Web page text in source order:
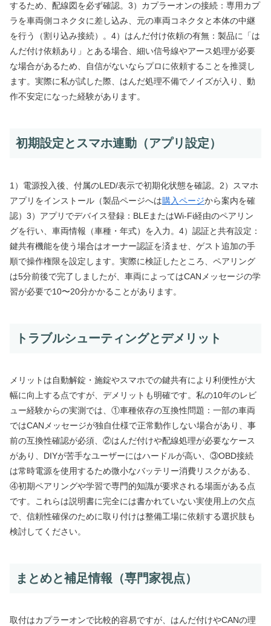
するため、配線図を必ず確認。3）カプラーオンの接続：専用カプ
ラを車両側コネクタに差し込み、元の車両コネクタと本体の中継
を行う（割り込み接続）。4）はんだ付け依頼の有無：製品に「は
んだ付け依頼あり」とある場合、細い信号線やアース処理が必要
な場合があるため、自信がないならプロに依頼することを推奨し
ます。実際に私が試した際、はんだ処理不備でノイズが入り、動
作不安定になった経験があります。
初期設定とスマホ連動（アプリ設定）
1）電源投入後、付属のLED/表示で初期化状態を確認。2）スマホ
アプリをインストール（製品ページへは購入ページから案内を確
認）3）アプリでデバイス登録：BLEまたはWi‑Fi経由のペアリン
グを行い、車両情報（車種・年式）を入力。4）認証と共有設定：
鍵共有機能を使う場合はオーナー認証を済ませ、ゲスト追加の手
順で操作権限を設定します。実際に検証したところ、ペアリング
は5分前後で完了しましたが、車両によってはCANメッセージの学
習が必要で10〜20分かかることがあります。
トラブルシューティングとデメリット
メリットは自動解錠・施錠やスマホでの鍵共有により利便性が大
幅に向上する点ですが、デメリットも明確です。私の10年のレビ
ュー経験からの実測では、①車種依存の互換性問題：一部の車両
ではCANメッセージが独自仕様で正常動作しない場合があり、事
前の互換性確認が必須、②はんだ付けや配線処理が必要なケース
があり、DIYが苦手なユーザーにはハードルが高い、③OBD接続
は常時電源を使用するため微小なバッテリー消費リスクがある、
④初期ペアリングや学習で専門的知識が要求される場面がある点
です。これらは説明書に完全には書かれていない実使用上の欠点
で、信頼性確保のために取り付けは整備工場に依頼する選択肢も
検討してください。
まとめと補足情報（専門家視点）
取付はカプラーオンで比較的容易ですが、はんだ付けやCANの理